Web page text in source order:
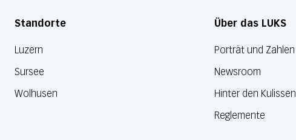
Standorte
Luzern
Sursee
Wolhusen
Über das LUKS
Porträt und Zahlen
Newsroom
Hinter den Kulissen
Reglemente